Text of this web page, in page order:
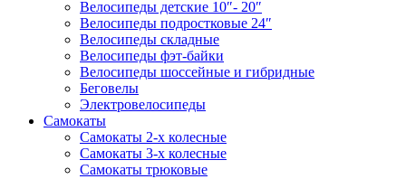
Велосипеды детские 10″- 20″
Велосипеды подростковые 24″
Велосипеды складные
Велосипеды фэт-байки
Велосипеды шоссейные и гибридные
Беговелы
Электровелосипеды
Самокаты
Самокаты 2-х колесные
Самокаты 3-х колесные
Самокаты трюковые